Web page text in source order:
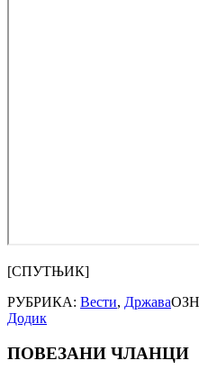
[СПУТЊИК]
РУБРИКА: Вести, Држава
Додик
ПОВЕЗАНИ ЧЛАНЦИ